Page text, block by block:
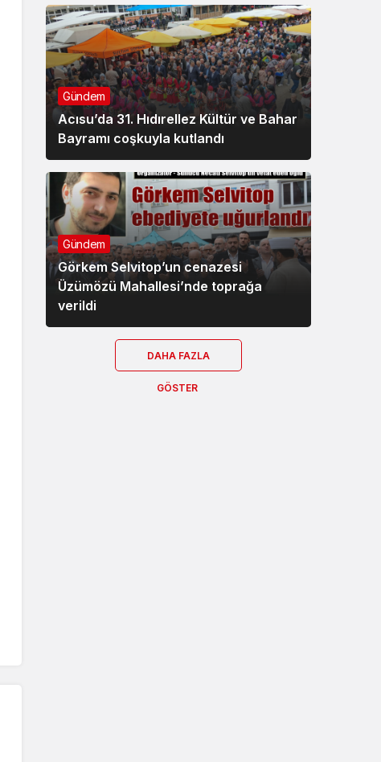
Gündem
Acısu’da 31. Hıdırellez Kültür ve Bahar
Bayramı coşkuyla kutlandı
Gündem
Görkem Selvitop’un cenazesi
Üzümözü Mahallesi’nde toprağa
verildi
DAHA FAZLA
GÖSTER